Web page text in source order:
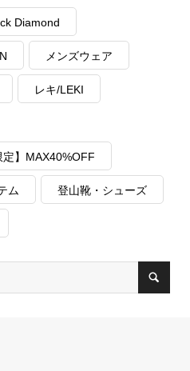
Diamond
メンズウェア
レキ/LEKI
】MAX40%OFF
ム 登山靴・シューズ